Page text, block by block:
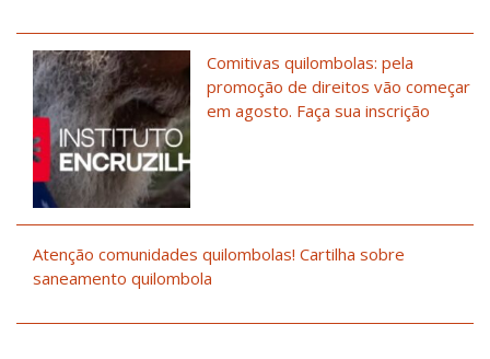
Comitivas quilombolas: pela
promoção de direitos vão começar
em agosto. Faça sua inscrição
Atenção comunidades quilombolas! Cartilha sobre
saneamento quilombola